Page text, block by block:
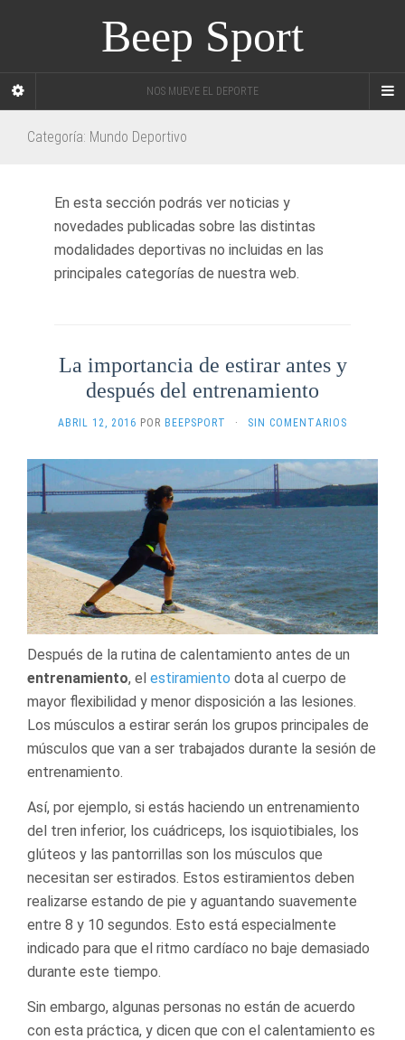
Beep Sport
NOS MUEVE EL DEPORTE
Categoría: Mundo Deportivo
En esta sección podrás ver noticias y
novedades publicadas sobre las distintas
modalidades deportivas no incluidas en las
principales categorías de nuestra web.
La importancia de estirar antes y
después del entrenamiento
ABRIL 12, 2016 POR BEEPSPORT · SIN COMENTARIOS
Después de la rutina de calentamiento antes de un
entrenamiento, el estiramiento dota al cuerpo de
mayor flexibilidad y menor disposición a las lesiones.
Los músculos a estirar serán los grupos principales de
músculos que van a ser trabajados durante la sesión de
entrenamiento.
Así, por ejemplo, si estás haciendo un entrenamiento
del tren inferior, los cuádriceps, los isquiotibiales, los
glúteos y las pantorrillas son los músculos que
necesitan ser estirados. Estos estiramientos deben
realizarse estando de pie y aguantando suavemente
entre 8 y 10 segundos. Esto está especialmente
indicado para que el ritmo cardíaco no baje demasiado
durante este tiempo.
Sin embargo, algunas personas no están de acuerdo
con esta práctica, y dicen que con el calentamiento es